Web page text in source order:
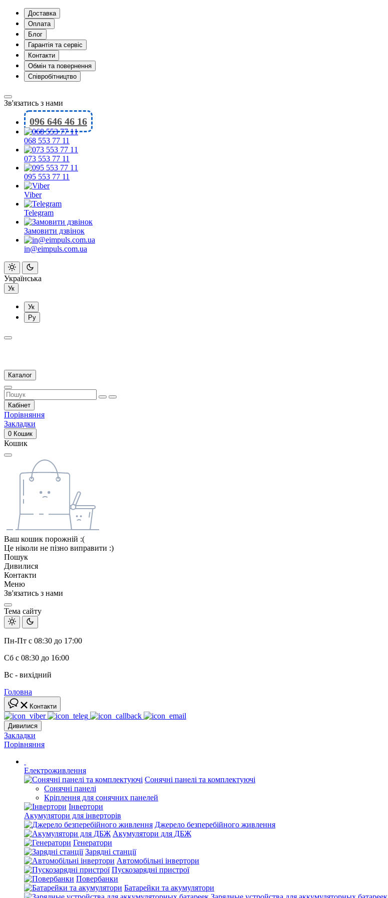
Доставка
Оплата
Блог
Гарантія та сервіс
Контакти
Обмін та повернення
Співробітництво
Зв'язатись з нами
096 646 46 16
068 553 77 11
073 553 77 11
095 553 77 11
Viber
Telegram
Замовити дзвінок
in@eimpuls.com.ua
Українська
Ук
Ук
Ру
Каталог
Кабінет
Порівняння
Закладки
0 Кошик
Кошик
Ваш кошик порожній :(
Це ніколи не пізно виправити :)
Пошук
Дивилися
Контакти
Меню
Зв'язатись з нами
Тема сайту
Пн-Пт с 08:30 до 17:00
Сб с 08:30 до 16:00
Вс - вихідний
Головна
Контакти
Дивилися
Закладки
Порівняння
Електроживлення
Сонячні панелі та комплектуючі
Сонячні панелі
Кріплення для сонячних панелей
Інвертори
Акумулятори для інверторів
Джерело безперебійного живлення
Акумулятори для ДБЖ
Генератори
Зарядні станції
Автомобільні інвертори
Пускозарядні пристрої
Повербанки
Батарейки та акумулятори